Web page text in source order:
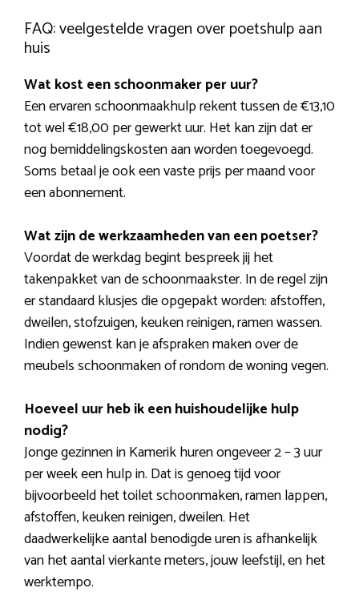
FAQ: veelgestelde vragen over poetshulp aan
huis
Wat kost een schoonmaker per uur?
Een ervaren schoonmaakhulp rekent tussen de €13,10
tot wel €18,00 per gewerkt uur. Het kan zijn dat er
nog bemiddelingskosten aan worden toegevoegd.
Soms betaal je ook een vaste prijs per maand voor
een abonnement.
Wat zijn de werkzaamheden van een poetser?
Voordat de werkdag begint bespreek jij het
takenpakket van de schoonmaakster. In de regel zijn
er standaard klusjes die opgepakt worden: afstoffen,
dweilen, stofzuigen, keuken reinigen, ramen wassen.
Indien gewenst kan je afspraken maken over de
meubels schoonmaken of rondom de woning vegen.
Hoeveel uur heb ik een huishoudelijke hulp
nodig?
Jonge gezinnen in Kamerik huren ongeveer 2 – 3 uur
per week een hulp in. Dat is genoeg tijd voor
bijvoorbeeld het toilet schoonmaken, ramen lappen,
afstoffen, keuken reinigen, dweilen. Het
daadwerkelijke aantal benodigde uren is afhankelijk
van het aantal vierkante meters, jouw leefstijl, en het
werktempo.